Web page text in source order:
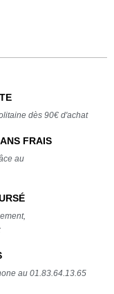
dès 90€ d'achat
FRAIS
au
au 01.83.64.13.65